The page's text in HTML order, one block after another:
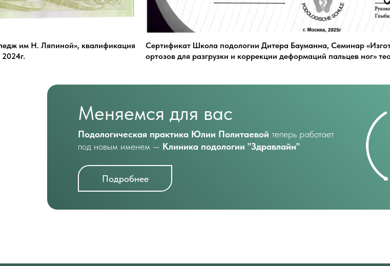
им Н. Ляпиной», квалификация
Сертификат Школа подологии Дитера Бауманна, Семинар
ортозов для разгрузки и коррекции деформаций пальцев ног»
Подологическая практика Юлии Политаевой теперь работает
под новым именем — Клиника подологии "Здравлайн"
Меняемся для вас
Подробнее